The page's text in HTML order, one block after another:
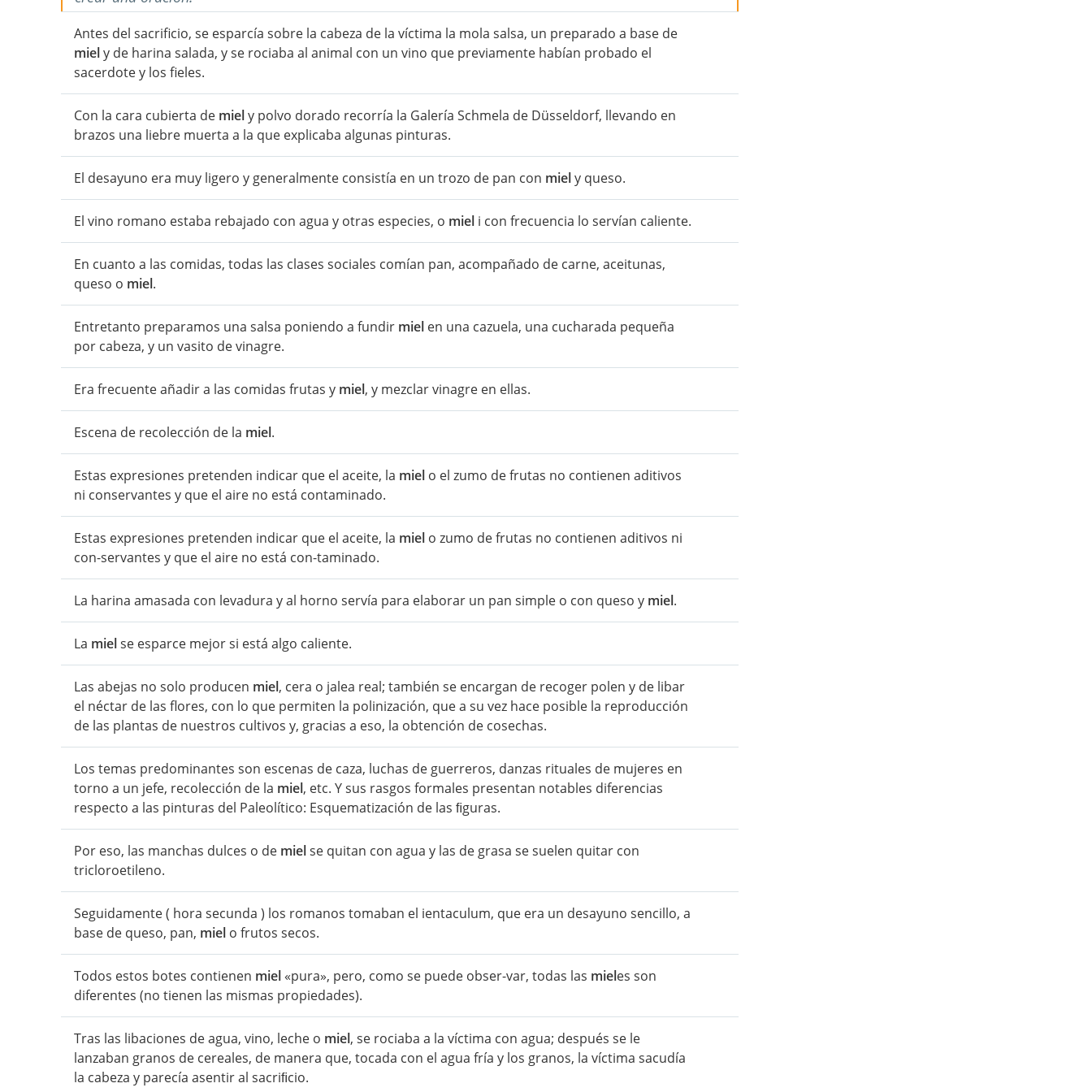
Antes del sacrificio, se esparcía sobre la cabeza de la víctima la mola salsa, un preparado a base de
miely de harina salada, y se rociaba al animal con un vino que previamente habían probado el
sacerdote y los fieles.
Con la cara cubierta de miely polvo dorado recorría la Galería Schmela de Düsseldorf, llevando en
brazos una liebre muerta a la que explicaba algunas pinturas.
El desayuno era muy ligero y generalmente consistía en un trozo de pan con miely queso.
El vino romano estaba rebajado con agua y otras especies, o miel i con frecuencia lo servían caliente.
En cuanto a las comidas, todas las clases sociales comían pan, acompañado de carne, aceitunas,
queso o miel.
Entretanto preparamos una salsa poniendo a fundir miel en una cazuela, una cucharada pequeña
por cabeza, y un vasito de vinagre.
Era frecuente añadir a las comidas frutas y miel, y mezclar vinagre en ellas.
Escena de recolección de la miel.
Estas expresiones pretenden indicar que el aceite, la miel o el zumo de frutas no contienen aditivos
ni conservantes y que el aire no está contaminado.
Estas expresiones pretenden indicar que el aceite, la miel o zumo de frutas no contienen aditivos ni
con-servantes y que el aire no está con-taminado.
La harina amasada con levadura y al horno servía para elaborar un pan simple o con queso y miel.
La mielse esparce mejor si está algo caliente.
Las abejas no solo producen miel, cera o jalea real; también se encargan de recoger polen y de libar
el néctar de las flores, con lo que permiten la polinización, que a su vez hace posible la reproducción
de las plantas de nuestros cultivos y, gracias a eso, la obtención de cosechas.
Los temas predominantes son escenas de caza, luchas de guerreros, danzas rituales de mujeres en
torno a un jefe, recolección de la miel, etc. Y sus rasgos formales presentan notables diferencias
respecto a las pinturas del Paleolítico: Esquematización de las ﬁguras.
Por eso, las manchas dulces o de mielse quitan con agua y las de grasa se suelen quitar con
tricloroetileno.
Seguidamente ( hora secunda ) los romanos tomaban el ientaculum, que era un desayuno sencillo, a
base de queso, pan, miel o frutos secos.
Todos estos botes contienen miel «pura», pero, como se puede obser-var, todas las mieles son
diferentes (no tienen las mismas propiedades).
Tras las libaciones de agua, vino, leche o miel, se rociaba a la víctima con agua; después se le
lanzaban granos de cereales, de manera que, tocada con el agua fría y los granos, la víctima sacudía
la cabeza y parecía asentir al sacriﬁcio.